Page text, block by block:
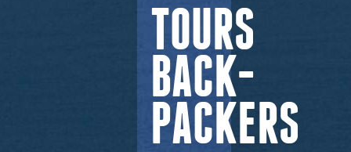
TOURS
BACK-
PACKERS